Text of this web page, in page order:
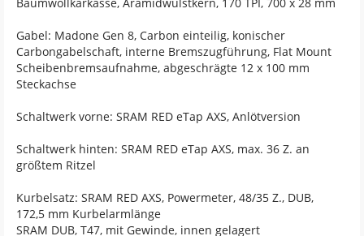
Gabel: Madone Gen 8, Carbon einteilig, konischer
Carbongabelschaft, interne Bremszugführung, Flat Mount
Scheibenbremsaufnahme, abgeschrägte 12 x 100 mm
Steckachse
Schaltwerk vorne: SRAM RED eTap AXS, Anlötversion
Schaltwerk hinten: SRAM RED eTap AXS, max. 36 Z. an
größtem Ritzel
Kurbelsatz: SRAM RED AXS, Powermeter, 48/35 Z., DUB,
172,5 mm Kurbelarmlänge
SRAM DUB, T47, mit Gewinde, innen gelagert